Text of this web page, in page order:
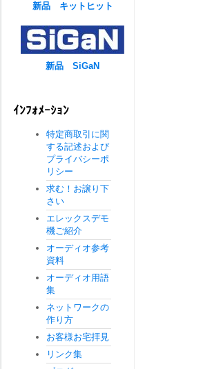
新品 キットヒット
新品 SiGaN
ｲﾝﾌｫﾒｰｼｮﾝ
特定商取引に関
する記述および
プライバシーポ
リシー
求む！お譲り下
さい
エレックスデモ
機ご紹介
オーディオ参考
資料
オーディオ用語
集
ネットワークの
作り方
お客様お宅拝見
リンク集